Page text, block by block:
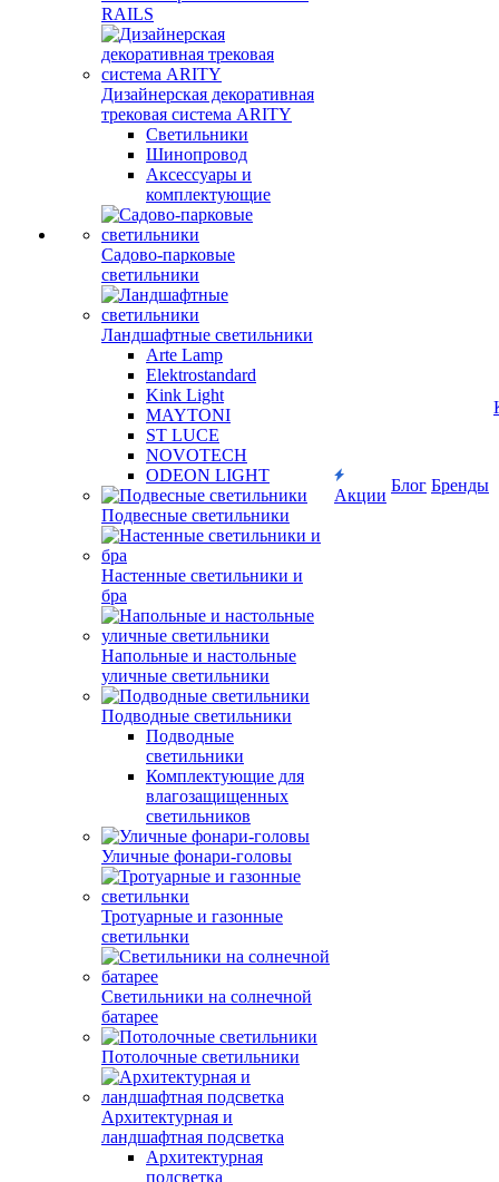
RAILS
Дизайнерская декоративная
трековая система ARITY
Светильники
Шинопровод
Аксессуары и
комплектующие
Садово-парковые
светильники
Ландшафтные светильники
Arte Lamp
Elektrostandard
Kink Light
MAYTONI
ST LUCE
NOVOTECH
ODEON LIGHT
Подвесные светильники
Настенные светильники и
бра
Напольные и настольные
уличные светильники
Подводные светильники
Подводные
светильники
Комплектующие для
влагозащищенных
светильников
Уличные фонари-головы
Тротуарные и газонные
светильнки
Светильники на солнечной
батарее
Потолочные светильники
Архитектурная и
ландшафтная подсветка
Архитектурная
подсветка
Акции
Блог Бренды